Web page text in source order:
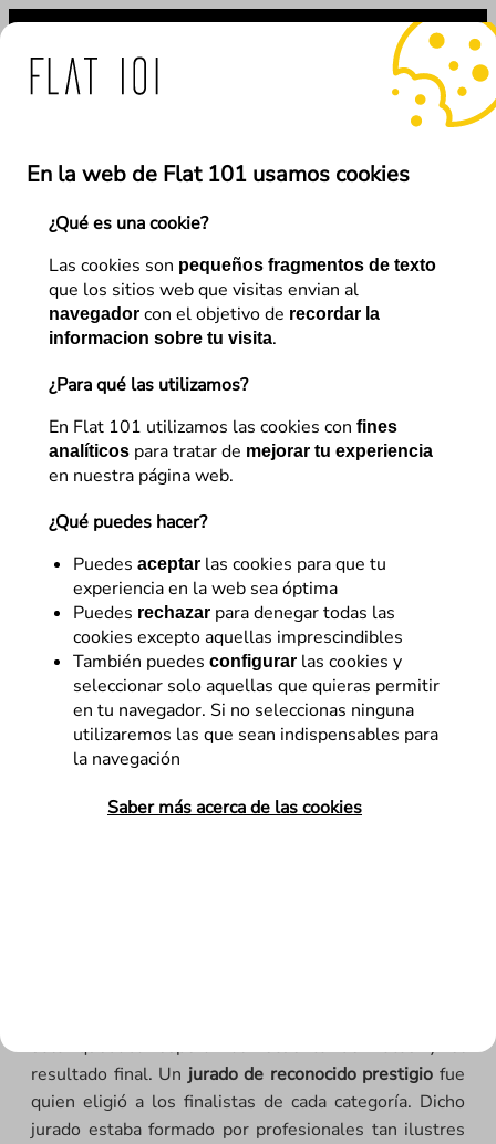
En la web de Flat 101 usamos cookies
¿Qué es una cookie?
Las cookies son pequeños fragmentos de texto
que los sitios web que visitas envian al
navegador con el objetivo de recordar la
informacion sobre tu visita.
¿Para qué las utilizamos?
En Flat 101 utilizamos las cookies con fines
analíticos para tratar de mejorar tu experiencia
en nuestra página web.
¿Qué puedes hacer?
Puedes aceptar las cookies para que tu
experiencia en la web sea óptima
Puedes rechazar para denegar todas las
cookies excepto aquellas imprescindibles
También puedes configurar las cookies y
seleccionar solo aquellas que quieras permitir
en tu navegador. Si no seleccionas ninguna
utilizaremos las que sean indispensables para
la navegación
Saber más acerca de las cookies
Saltar
contenido
de Flat 101
Anterior Siguiente
Somos Flat
Ganadores en eAwards 2016,
por segundo año consecutivo.
Miguel Ángel Vallés
Analytics Manager en Flat 101.
22 de septiembre de 2016
Revalidamos el título tras hacernos
con él en 2015.
GRACIAS, de todo corazón, a los que nos ayudasteis a
sólo quedaba esperar al recuento de votos y el
resultado final. Unjurado de reconocido prestigio fue
quien eligió a los finalistas de cada categoría. Dicho
jurado estaba formado por profesionales tan ilustres